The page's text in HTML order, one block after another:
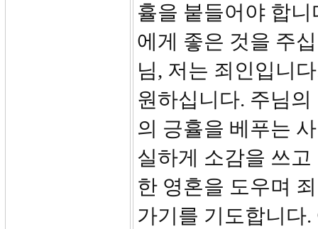
휼을 붙들어야 합
에게 좋은 것을 주
님, 저는 죄인입니
원하십니다. 주님
의 긍휼을 베푸는
실하게 소감을 쓰
한 영혼을 도우며
가기를 기도합니다